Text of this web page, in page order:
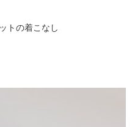
トの着こなし